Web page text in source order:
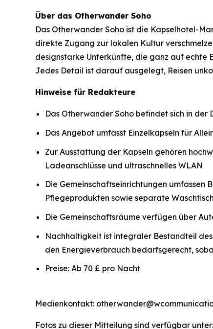
Über das Otherwander Soho
Das Otherwander Soho ist die Kapselhotel-
direkte Zugang zur lokalen Kultur
designstarke Unterkünfte, die ganz auf echte
Jedes Detail ist darauf ausgelegt, Reisen
Hinweise für Redakteure
Das Otherwander Soho befindet sich in
Das Angebot umfasst Einzelkapseln für
Zur Ausstattung der Kapseln gehören
Ladeanschlüsse und ultraschnelles WLAN
Die Gemeinschaftseinrichtungen
Pflegeprodukten sowie separate
Die Gemeinschaftsräume verfügen über
Nachhaltigkeit ist integraler Bestandteil
den Energieverbrauch bedarfsgerecht,
Preise: Ab 70 £ pro Nacht
Medienkontakt:
Fotos zu dieser Mitteilung sind verfügbar unter: